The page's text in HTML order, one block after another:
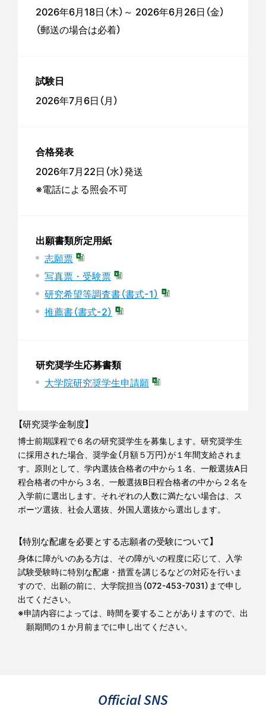
2026年6月18日（木）～ 2026年6月26日（金）
（郵送の場合は必着）
試験日
2026年7月6日（月）
合格発表
2026年7月22日（水）発送
※電話による照会不可
出願書類所定用紙
志願票
写真票・受験票
研究希望等調査書（書式-1）
推薦書（書式-2）
研究奨学生応募書類
大学院研究奨学生申請願
【研究奨学金制度】
博士前期課程で６名の研究奨学生を募集します。研究奨学生
に採用された場合、奨学金（月額５万円）が１年間支給されま
す。原則として、学内選抜合格者の中から１名、一般選抜A日
程合格者の中から３名、一般選抜B日程合格者の中から２名を
入学前に選出します。それぞれの人数に満たない場合は、ス
ポーツ選抜、社会人選抜、外国人選抜から選出します。
【特別な配慮を必要とする志願者の受験について】
身体に障がいのある方は、その障がいの程度に応じて、入学
試験受験時に特別な配慮・措置を講じるなどの対応を行いま
すので、 出願の前に、大学院担当（072-453-7031）まで申し
出てください。
※申請内容によっては、時間を要することがありますので、出
願期間の１か月前までに申し出てください。
Official SNS